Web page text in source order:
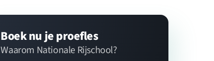
Boek nu je proefles
Waarom Nationale Rijschool?